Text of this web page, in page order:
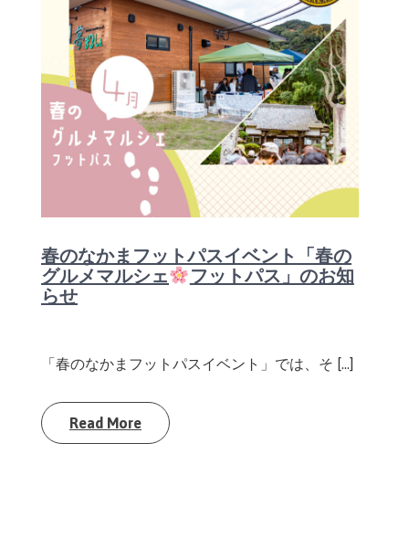
春のなかまフットパスイベント「春の
グルメマルシェ
フットパス」のお知
らせ
「春のなかまフットパスイベント」では、そ […]
Read More